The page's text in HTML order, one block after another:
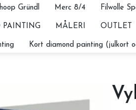
Gründl Merc 8/4 Filwolle
PAINTING MÅLERI OUTLET
Kort diamond painting (julkort